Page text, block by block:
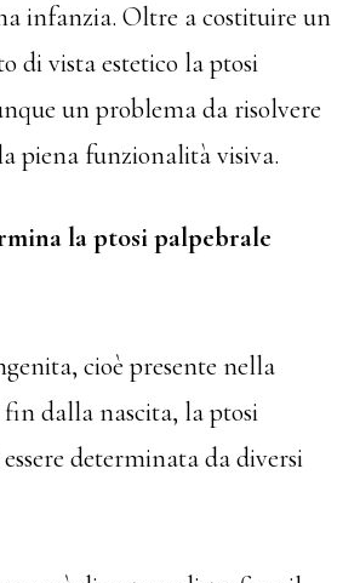
infanzia. Oltre a costituire un
di vista estetico la ptosi
un problema da risolvere
piena funzionalità visiva.
la ptosi palpebrale
cioè presente nella
dalla nascita, la ptosi
determinata da diversi